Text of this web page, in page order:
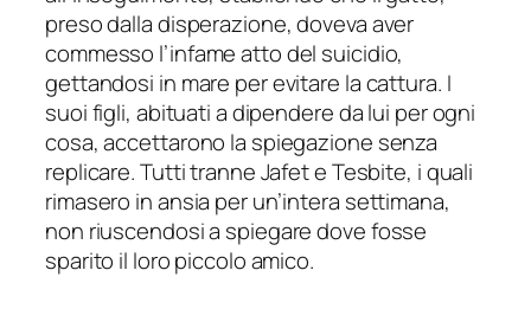
preso dalla disperazione, doveva aver
commesso l’infame atto del suicidio,
gettandosi in mare per evitare la cattura. I
suoi figli, abituati a dipendere da lui per ogni
cosa, accettarono la spiegazione senza
replicare. Tutti tranne Jafet e Tesbite, i quali
rimasero in ansia per un’intera settimana,
non riuscendosi a spiegare dove fosse
sparito il loro piccolo amico.